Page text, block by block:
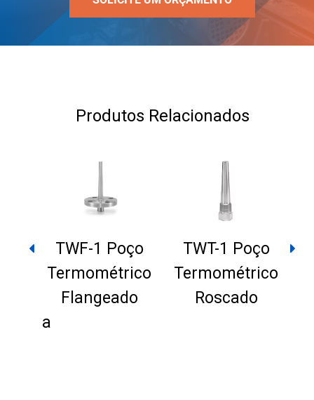
Produtos Relacionados
TWF-1 Poço
Termométrico
Flangeado
TWT-1 Poço
Termométrico
Roscado